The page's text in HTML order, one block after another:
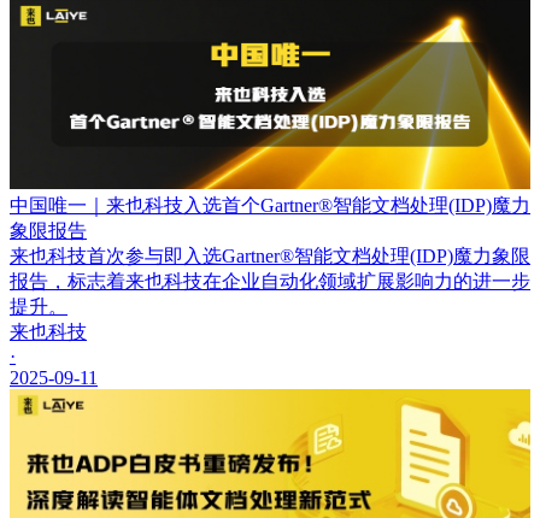
中国唯一｜来也科技入选首个Gartner®智能文档处理(IDP)魔力
象限报告
来也科技首次参与即入选Gartner®智能文档处理(IDP)魔力象限
报告，标志着来也科技在企业自动化领域扩展影响力的进一步
提升。
来也科技
·
2025-09-11